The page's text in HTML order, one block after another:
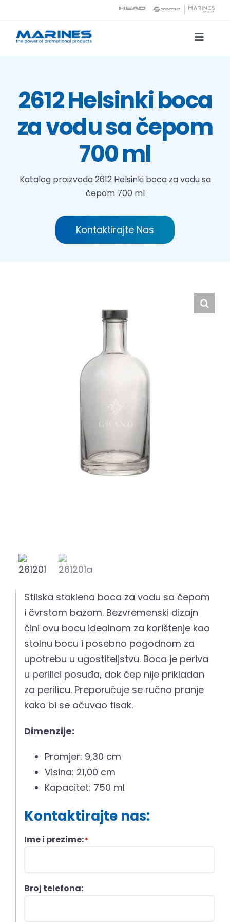
content
Toggle
Tehnologije tiska
O nama
2612 Helsinki boca
za vodu sa čepom
700 ml
Katalog proizvoda2612 Helsinki boca za vodu sa
čepom 700 ml
Kontaktirajte Nas
Stilska staklena boca za vodu sa čepom
i čvrstom bazom. Bezvremenski dizajn
čini ovu bocu idealnom za korištenje kao
stolnu bocu i posebno pogodnom za
upotrebu u ugostiteljstvu. Boca je periva
u perilici posuđa, dok čep nije prikladan
za perilicu. Preporučuje se ručno pranje
kako bi se očuvao tisak.
Dimenzije:
Promjer: 9,30 cm
Visina: 21,00 cm
Kapacitet: 750 ml
Kontaktirajte nas:
Ime i prezime:*
Broj telefona: